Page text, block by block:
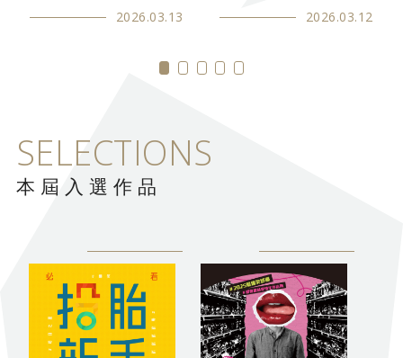
2026.03.13 2026.03.12
SELECTIONS
本屆入選作品